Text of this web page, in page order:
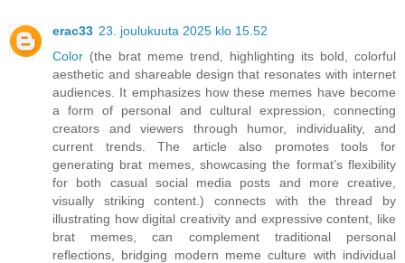
erac33 23. joulukuuta 2025 klo 15.52
Color (the brat meme trend, highlighting its bold, colorful
aesthetic and shareable design that resonates with internet
audiences. It emphasizes how these memes have become
a form of personal and cultural expression, connecting
creators and viewers through humor, individuality, and
current trends. The article also promotes tools for
generating brat memes, showcasing the format’s flexibility
for both casual social media posts and more creative,
visually striking content.) connects with the thread by
illustrating how digital creativity and expressive content, like
brat memes, can complement traditional personal
reflections, bridging modern meme culture with individual